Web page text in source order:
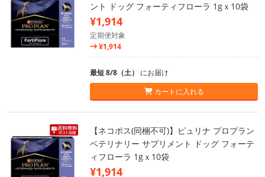
ント ドッグ フォーティフローラ 1gｘ10袋
¥1,914
定期便対象
¥1,914
最短 8/8（土） にお届け
カートに入れる
【ネコポス(同梱不可)】ピュリナ プロプラン
ベテリナリー サプリメント ドッグ フォーテ
ィフローラ 1gｘ10袋
¥1,914